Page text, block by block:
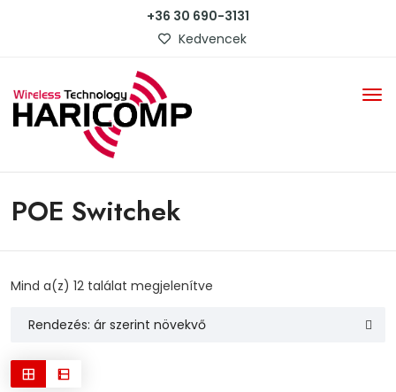
+36 30 690-3131
Kedvencek
POE Switchek
Mind a(z) 12 találat megjelenítve